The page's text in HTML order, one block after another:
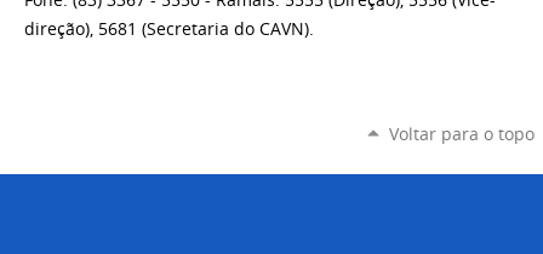
direção), 5681 (Secretaria do CAVN).
Voltar para o topo